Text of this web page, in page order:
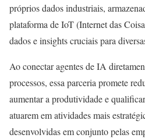
próprios dados industriais,
plataforma de IoT (Internet das
dados e insights cruciais para
Ao conectar agentes de IA
processos, essa parceria promete
aumentar a produtividade e
atuarem em atividades mais
desenvolvidas em conjunto pelas